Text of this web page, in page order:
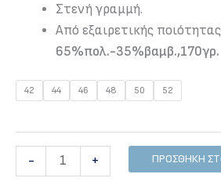
Στενή γραμμή.
Από εξαιρετικής ποιότητας
65%πολ.-35%βαμβ.,170γρ.
42 44 46 48 50 52
-
Γυναίκεια
ρόμπα
+ ΠΡΟΣΘΉΚΗ